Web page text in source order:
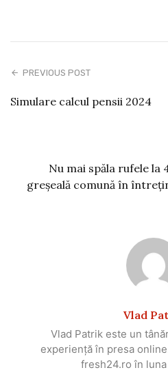
PREVIOUS POST
Simulare calcul pensii 2024
Nu mai spăla rufele la
greșeală comună în
Vlad
Vlad Patrik este un
experiență în presa
fresh24.ro în